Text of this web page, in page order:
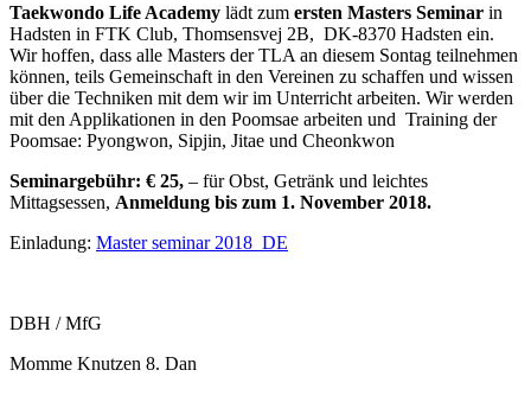
Taekwondo Life Academy lädt zum ersten Masters Seminar in
Hadsten in FTK Club, Thomsensvej 2B, DK-8370 Hadsten ein.
Wir hoffen, dass alle Masters der TLA an diesem Sontag teilnehmen
können, teils Gemeinschaft in den Vereinen zu schaffen und wissen
über die Techniken mit dem wir im Unterricht arbeiten. Wir werden
mit den Applikationen in den Poomsae arbeiten und Training der
Poomsae: Pyongwon, Sipjin, Jitae und Cheonkwon
Seminargebühr: € 25, – für Obst, Getränk und leichtes
Mittagsessen, Anmeldung bis zum 1. November 2018.
Einladung: Master seminar 2018_DE
DBH / MfG
Momme Knutzen 8. Dan